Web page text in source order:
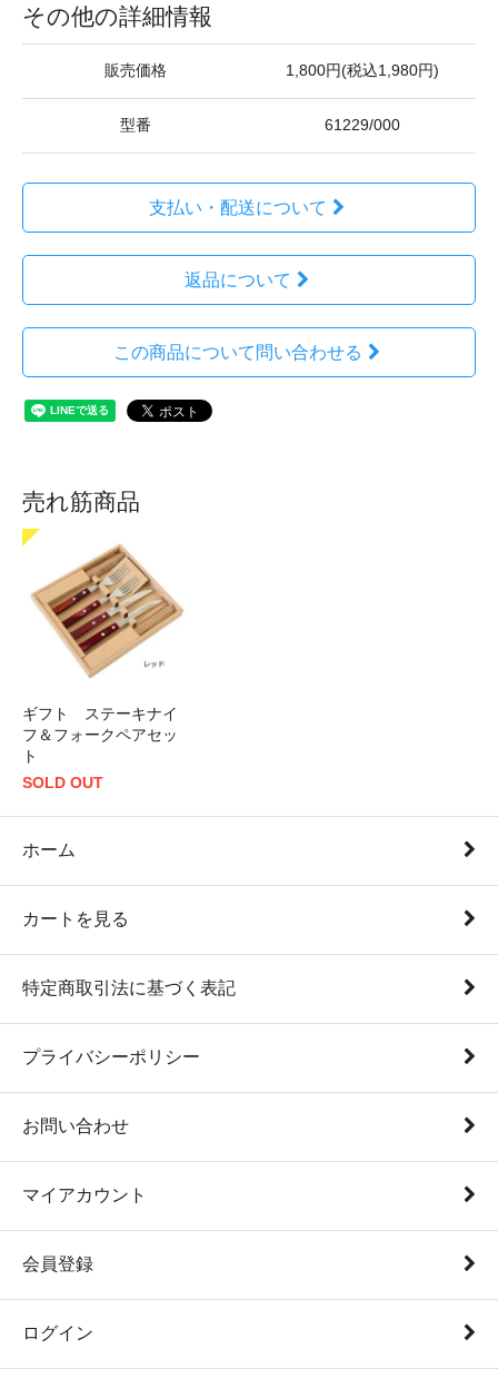
その他の詳細情報
販売価格 1,800円(税込1,980円)
型番 61229/000
支払い・配送について
返品について
この商品について問い合わせる
売れ筋商品
ギフト ステーキナイ
フ＆フォークペアセッ
ト
SOLD OUT
ホーム
カートを見る
特定商取引法に基づく表記
プライバシーポリシー
お問い合わせ
マイアカウント
会員登録
ログイン